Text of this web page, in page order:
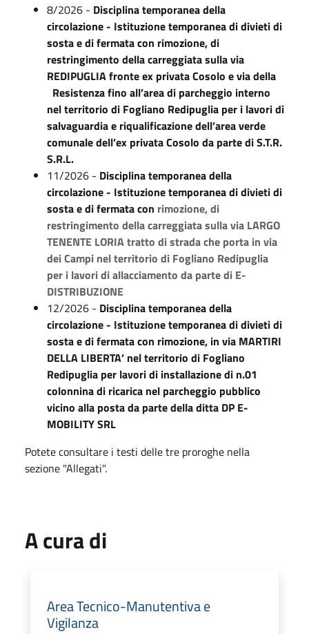
8/2026 - Disciplina temporanea della
circolazione - Istituzione temporanea di divieti di
sosta e di fermata con rimozione, di
restringimento della carreggiata sulla via
REDIPUGLIA fronte ex privata Cosolo e via della
Resistenza fino all’area di parcheggio interno
nel territorio di Fogliano Redipuglia per i lavori di
salvaguardia e riqualificazione dell’area verde
comunale dell’ex privata Cosolo da parte di S.T.R.
S.R.L.
11/2026 - Disciplina temporanea della
circolazione - Istituzione temporanea di divieti di
sosta e di fermata con rimozione, di
restringimento della carreggiata sulla via LARGO
TENENTE LORIA tratto di strada che porta in via
dei Campi nel territorio di Fogliano Redipuglia
per i lavori di allacciamento da parte di E-
DISTRIBUZIONE
12/2026 - Disciplina temporanea della
circolazione - Istituzione temporanea di divieti di
sosta e di fermata con rimozione, in via MARTIRI
DELLA LIBERTA’ nel territorio di Fogliano
Redipuglia per lavori di installazione di n.01
colonnina di ricarica nel parcheggio pubblico
vicino alla posta da parte della ditta DP E-
MOBILITY SRL
Potete consultare i testi delle tre proroghe nella
sezione "Allegati".
A cura di
Area Tecnico-Manutentiva e
Vigilanza